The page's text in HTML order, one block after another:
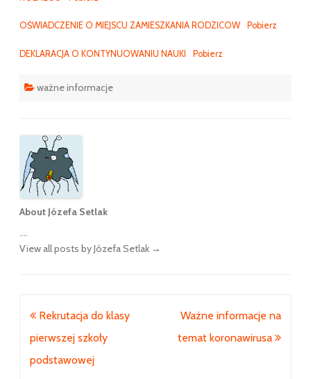
OŚWIADCZENIE O MIEJSCU ZAMIESZKANIA RODZICOW Pobierz
DEKLARACJA O KONTYNUOWANIU NAUKI Pobierz
ważne informacje
About Józefa Setlak
....
View all posts by Józefa Setlak →
Nawigacja
wpisu
Rekrutacja do klasy
pierwszej szkoły
podstawowej
Ważne informacje na
temat koronawirusa